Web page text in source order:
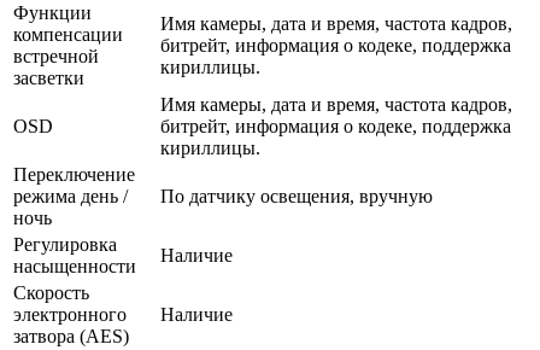
Функции
компенсации
встречной
засветки
Имя камеры, дата и время, частота кадров,
битрейт, информация о кодеке, поддержка
кириллицы.
OSD
Имя камеры, дата и время, частота кадров,
битрейт, информация о кодеке, поддержка
кириллицы.
Переключение
режима день /
ночь
По датчику освещения, вручную
Регулировка
насыщенности
Наличие
Скорость
электронного
затвора (AES)
Наличие